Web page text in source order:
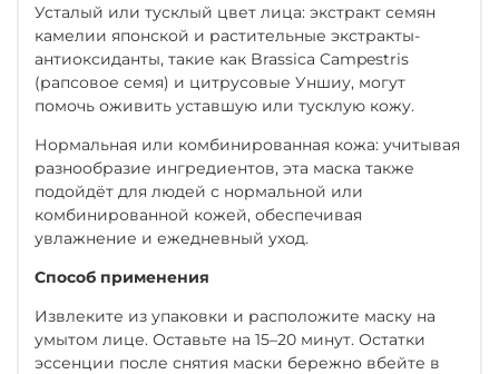
Усталый или тусклый цвет лица: экстракт семян
камелии японской и растительные экстракты-
антиоксиданты, такие как Brassica Campestris
(рапсовое семя) и цитрусовые Уншиу, могут
помочь оживить уставшую или тусклую кожу.
Нормальная или комбинированная кожа: учитывая
разнообразие ингредиентов, эта маска также
подойдёт для людей с нормальной или
комбинированной кожей, обеспечивая
увлажнение и ежедневный уход.
Способ применения
Извлеките из упаковки и расположите маску на
умытом лице. Оставьте на 15–20 минут. Остатки
эссенции после снятия маски бережно вбейте в